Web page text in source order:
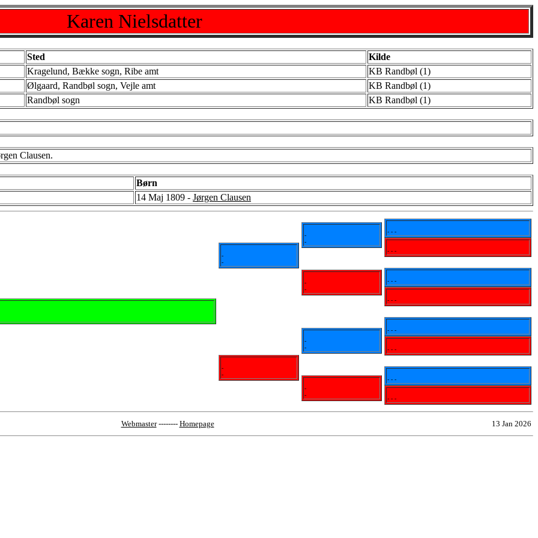
Karen Nielsdatter
Sted
Kilde
Kragelund, Bække sogn, Ribe amt
KB Randbøl (1)
Ølgaard, Randbøl sogn, Vejle amt
KB Randbøl (1)
Randbøl sogn KB Randbøl (1)
Clausen.
Børn
14 Maj 1809 - Jørgen Clausen
-
-
-
-
-
-
-
-
-
-
-
-
- - -
- - -
- - -
- - -
- - -
- - -
- - -
- - -
Webmaster-------- Homepage 13 Jan 2026